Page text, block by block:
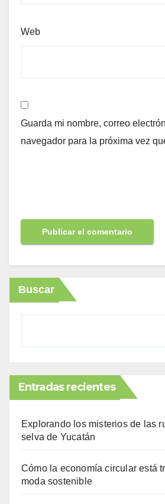
Web
Guarda mi nombre, correo
navegador para la próxima vez
Buscar
Entradas recientes
Explorando los misterios de las
selva de Yucatán
Cómo la economía circular está
moda sostenible